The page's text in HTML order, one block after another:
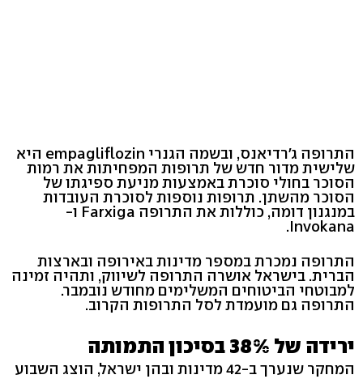
התרופה ג'רדיאנס, ובשמה הגנרי empagliflozin היא
שלישית מדור חדש של תרופות המפחיתות את רמות
הסוכר בחולי סוכרת באמצעות מניעת ספיגתו של
הסוכר מהשתן. תרופות נוספות לסוכרת העובדות
במנגנון דומה, כוללות את התרופה Farxiga ו-
Invokana.
התרופה נמכרת במספר מדינות באירופה ובארצות
הברית. בישראל אושרה התרופה לשיווק, ותהיה זמינה
למבוטחי הביטוחים המשלימים מחודש נובמבר.
התרופה גם מועמדת לסל התרופות הקרוב.
ירידה של 38% בסיכון התמותה
המחקר שנערך ב-42 מדינות ובהן ישראל, הוצג השבוע